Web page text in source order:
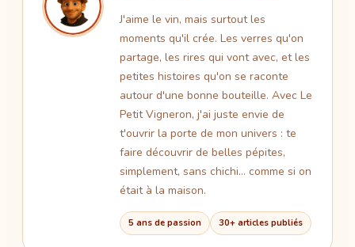
J'aime le vin, mais surtout les
moments qu'il crée. Les verres qu'on
partage, les rires qui vont avec, et les
petites histoires qu'on se raconte
autour d'une bonne bouteille. Avec Le
Petit Vigneron, j'ai juste envie de
t'ouvrir la porte de mon univers : te
faire découvrir de belles pépites,
simplement, sans chichi… comme si on
était à la maison.
5 ans de passion 30+ articles publiés